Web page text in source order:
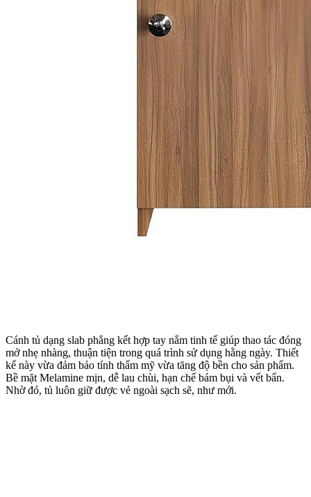
Cánh tủ dạng slab phẳng kết hợp tay nắm tinh tế giúp thao tác đóng
mở nhẹ nhàng, thuận tiện trong quá trình sử dụng hằng ngày. Thiết
kế này vừa đảm bảo tính thẩm mỹ vừa tăng độ bền cho sản phẩm.
Bề mặt Melamine mịn, dễ lau chùi, hạn chế bám bụi và vết bẩn.
Nhờ đó, tủ luôn giữ được vẻ ngoài sạch sẽ, như mới.